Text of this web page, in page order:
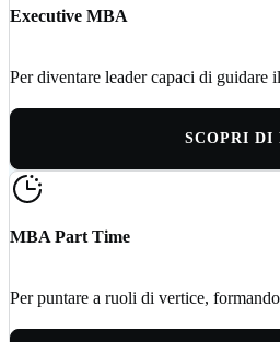
Executive MBA
Per diventare leader capaci di guidare
SCOPRI DI
MBA Part Time
Per puntare a ruoli di vertice,